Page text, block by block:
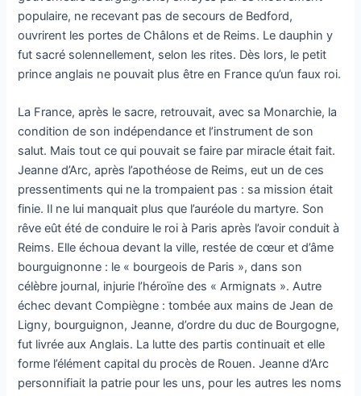
populaire, ne recevant pas de secours de Bedford,
ouvrirent les portes de Châlons et de Reims. Le dauphin y
fut sacré solennellement, selon les rites. Dès lors, le petit
prince anglais ne pouvait plus être en France qu’un faux roi.
La France, après le sacre, retrouvait, avec sa Monarchie, la
condition de son indépendance et l’instrument de son
salut. Mais tout ce qui pouvait se faire par miracle était fait.
Jeanne d’Arc, après l’apothéose de Reims, eut un de ces
pressentiments qui ne la trompaient pas : sa mission était
finie. Il ne lui manquait plus que l’auréole du martyre. Son
rêve eût été de conduire le roi à Paris après l’avoir conduit à
Reims. Elle échoua devant la ville, restée de cœur et d’âme
bourguignonne : le « bourgeois de Paris », dans son
célèbre journal, injurie l’héroïne des « Armignats ». Autre
échec devant Compiègne : tombée aux mains de Jean de
Ligny, bourguignon, Jeanne, d’ordre du duc de Bourgogne,
fut livrée aux Anglais. La lutte des partis continuait et elle
forme l’élément capital du procès de Rouen. Jeanne d’Arc
personnifiait la patrie pour les uns, pour les autres les noms